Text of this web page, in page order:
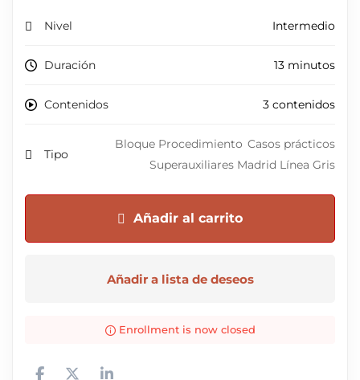
Nivel Intermedio
Duración 13 minutos
Contenidos 3 contenidos
Tipo
Bloque Procedimiento Casos prácticos
Superauxiliares Madrid Línea Gris
Añadir al carrito
Añadir a lista de deseos
Enrollment is now closed